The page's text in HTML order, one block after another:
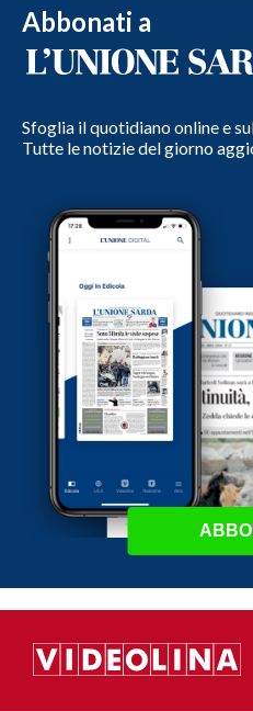
Abbonati a
Sfoglia il quotidiano online e
Tutte le notizie del giorno